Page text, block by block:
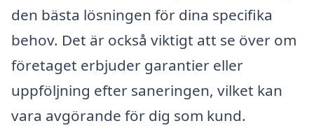
den bästa lösningen för dina specifika
behov. Det är också viktigt att se över om
företaget erbjuder garantier eller
uppföljning efter saneringen, vilket kan
vara avgörande för dig som kund.